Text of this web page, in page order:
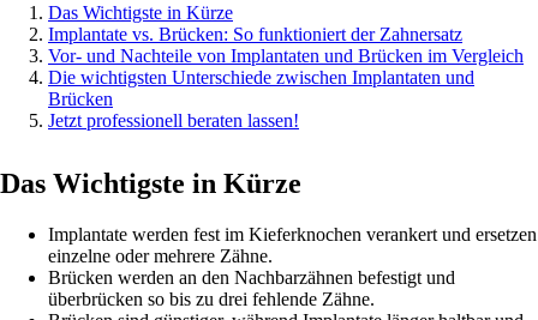
Das Wichtigste in Kürze
Implantate vs. Brücken: So funktioniert der Zahnersatz
Vor- und Nachteile von Implantaten und Brücken im Vergleich
Die wichtigsten Unterschiede zwischen Implantaten und
Brücken
Jetzt professionell beraten lassen!
Das Wichtigste in Kürze
Implantate werden fest im Kieferknochen verankert und ersetzen
einzelne oder mehrere Zähne.
Brücken werden an den Nachbarzähnen befestigt und
überbrücken so bis zu drei fehlende Zähne.